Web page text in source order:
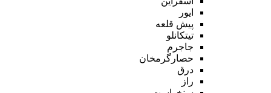
ایور
پیش قلعه
تیتکانلو
جاجرم
حصارگرمخان
درق
راز